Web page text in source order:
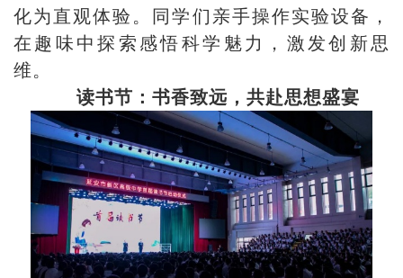
化为直观体验。同学们亲手操作实验设备，
在趣味中探索感悟科学魅力，激发创新思
维。
读书节：书香致远，共赴思想盛宴